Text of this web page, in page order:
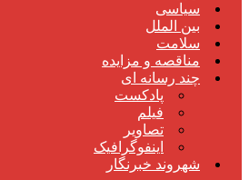
سیاسی
بین الملل
سلامت
مناقصه و مزایده
چند رسانه ای
پادکست
فیلم
تصاویر
اینفوگرافیک
شهروند خبرنگار